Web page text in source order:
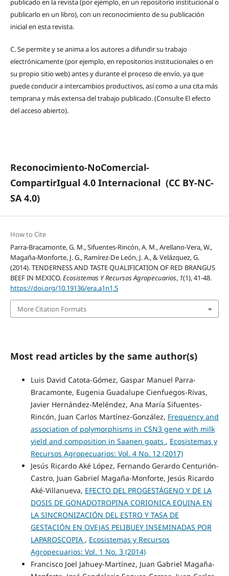
publicado en la revista (por ejemplo, en un repositorio institucional o
publicarlo en un libro), con un reconocimiento de su publicación
inicial en esta revista.
C.Se permite y se anima a los autores a difundir su trabajo
electrónicamente (por ejemplo, en repositorios institucionales o en
su propio sitio web) antes y durante el proceso de envío, ya que
puede conducir a intercambios productivos, así como a una cita más
temprana y más extensa del trabajo publicado. (Consulte El efecto
del acceso abierto).
Reconocimiento-NoComercial-
CompartirIgual 4.0 Internacional (CC BY-NC-
SA 4.0)
How to Cite
Parra-Bracamonte, G. M., Sifuentes-Rincón, A. M., Arellano-Vera, W.,
Magaña-Monforte, J. G., Ramírez-De León, J. A., & Velázquez, G.
(2014). TENDERNESS AND TASTE QUALIFICATION OF RED BRANGUS
BEEF IN MEXICO.Ecosistemas Y Recursos Agropecuarios, 1(1), 41-48.
https://doi.org/10.19136/era.a1n1.5
More Citation Formats
Most read articles by the same author(s)
Luis David Catota-Gómez, Gaspar Manuel Parra-
Bracamonte, Eugenia Guadalupe Cienfuegos-Rivas,
Javier Hernández-Meléndez, Ana María Sifuentes-
Rincón, Juan Carlos Martínez-González, Frequency and
association of polymorphisms in CSN3 gene with milk
yield and composition in Saanen goats , Ecosistemas y
Recursos Agropecuarios: Vol. 4 No. 12 (2017)
Jesús Ricardo Aké López, Fernando Gerardo Centurión-
Castro, Juan Gabriel Magaña-Monforte, Jesús Ricardo
Aké-Villanueva, EFECTO DEL PROGESTÁGENO Y DE LA
DOSIS DE GONADOTROPINA CORIONICA EQUINA EN
LA SINCRONIZACIÓN DEL ESTRO Y TASA DE
GESTACIÓN EN OVEJAS PELIBUEY INSEMINADAS POR
LAPAROSCOPIA , Ecosistemas y Recursos
Agropecuarios: Vol. 1 No. 3 (2014)
Francisco Joel Jahuey-Martínez, Juan Gabriel Magaña-